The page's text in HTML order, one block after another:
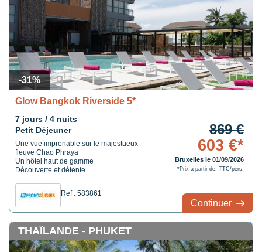
-31%
Glow Bangkok Riverside 5*
7 jours / 4 nuits
Petit Déjeuner
Une vue imprenable sur le majestueux
fleuve Chao Phraya
Un hôtel haut de gamme
Découverte et détente
Ref : 583861
869 €
603 €*
Bruxelles le 01/09/2026
*Prix à partir de, TTC/pers.
Continuer
THAÏLANDE - PHUKET